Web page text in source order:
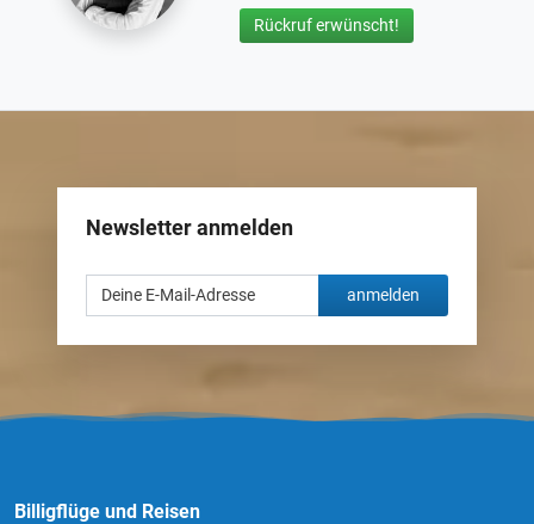
Rückruf erwünscht!
Newsletter anmelden
anmelden
Billigflüge und Reisen